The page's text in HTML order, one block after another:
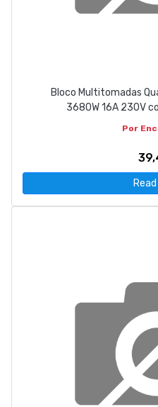
Bloco Multitomadas
3680W 16A 230V
Por